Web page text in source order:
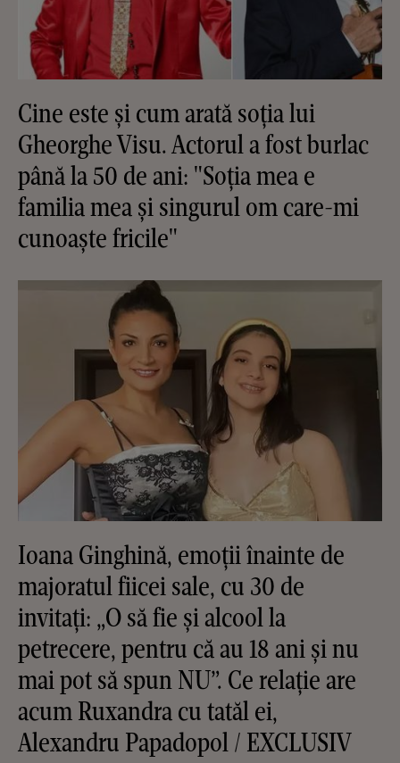
Cine este și cum arată soția lui
Gheorghe Visu. Actorul a fost burlac
până la 50 de ani: "Soția mea e
familia mea și singurul om care-mi
cunoaște fricile"
Ioana Ginghină, emoții înainte de
majoratul fiicei sale, cu 30 de
invitați: „O să fie și alcool la
petrecere, pentru că au 18 ani și nu
mai pot să spun NU”. Ce relație are
acum Ruxandra cu tatăl ei,
Alexandru Papadopol / EXCLUSIV